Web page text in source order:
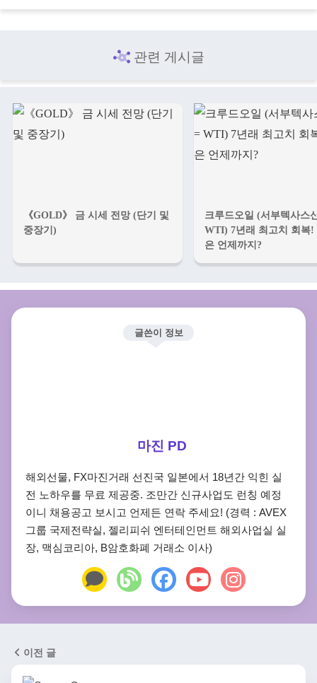
관련 게시글
《GOLD》 금 시세 전망 (단기 및
중장기)
크루드오일 (서부텍사스
WTI) 7년래 최고치 회복!
은 언제까지?
글쓴이 정보
마진 PD
해외선물, FX마진거래 선진국 일본에서 18년간 익힌 실
전 노하우를 무료 제공중. 조만간 신규사업도 런칭 예정
이니 채용공고 보시고 언제든 연락 주세요! (경력 : AVEX
그룹 국제전략실, 젤리피쉬 엔터테인먼트 해외사업실 실
장, 맥심코리아, B암호화폐 거래소 이사)
이전 글